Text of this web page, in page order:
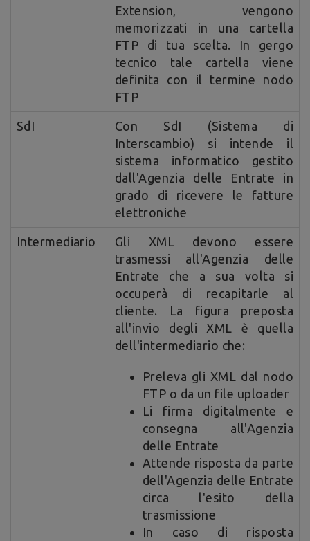
Extension, vengono
memorizzati in una cartella
FTP di tua scelta. In gergo
tecnico tale cartella viene
definita con il termine nodo
FTP
SdI
Con SdI (Sistema di
Interscambio) si intende il
sistema informatico gestito
dall'Agenzia delle Entrate in
grado di ricevere le fatture
elettroniche
Intermediario
Gli XML devono essere
trasmessi all'Agenzia delle
Entrate che a sua volta si
occuperà di recapitarle al
cliente. La figura preposta
all'invio degli XML è quella
dell'intermediario che:
Preleva gli XML dal nodo
FTP o da un file uploader
Li firma digitalmente e
consegna all'Agenzia
delle Entrate
Attende risposta da parte
dell'Agenzia delle Entrate
circa l'esito della
trasmissione
In caso di risposta